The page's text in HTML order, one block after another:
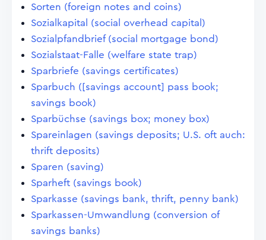
Sorten (foreign notes and coins)
Sozialkapital (social overhead capital)
Sozialpfandbrief (social mortgage bond)
Sozialstaat-Falle (welfare state trap)
Sparbriefe (savings certificates)
Sparbuch ([savings account] pass book;
savings book)
Sparbüchse (savings box; money box)
Spareinlagen (savings deposits; U.S. oft auch:
thrift deposits)
Sparen (saving)
Sparheft (savings book)
Sparkasse (savings bank, thrift, penny bank)
Sparkassen-Umwandlung (conversion of
savings banks)